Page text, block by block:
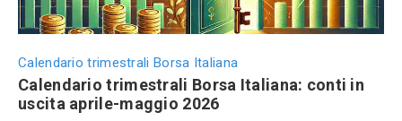
Calendario trimestrali Borsa Italiana
Calendario trimestrali Borsa Italiana: conti in
uscita aprile-maggio 2026